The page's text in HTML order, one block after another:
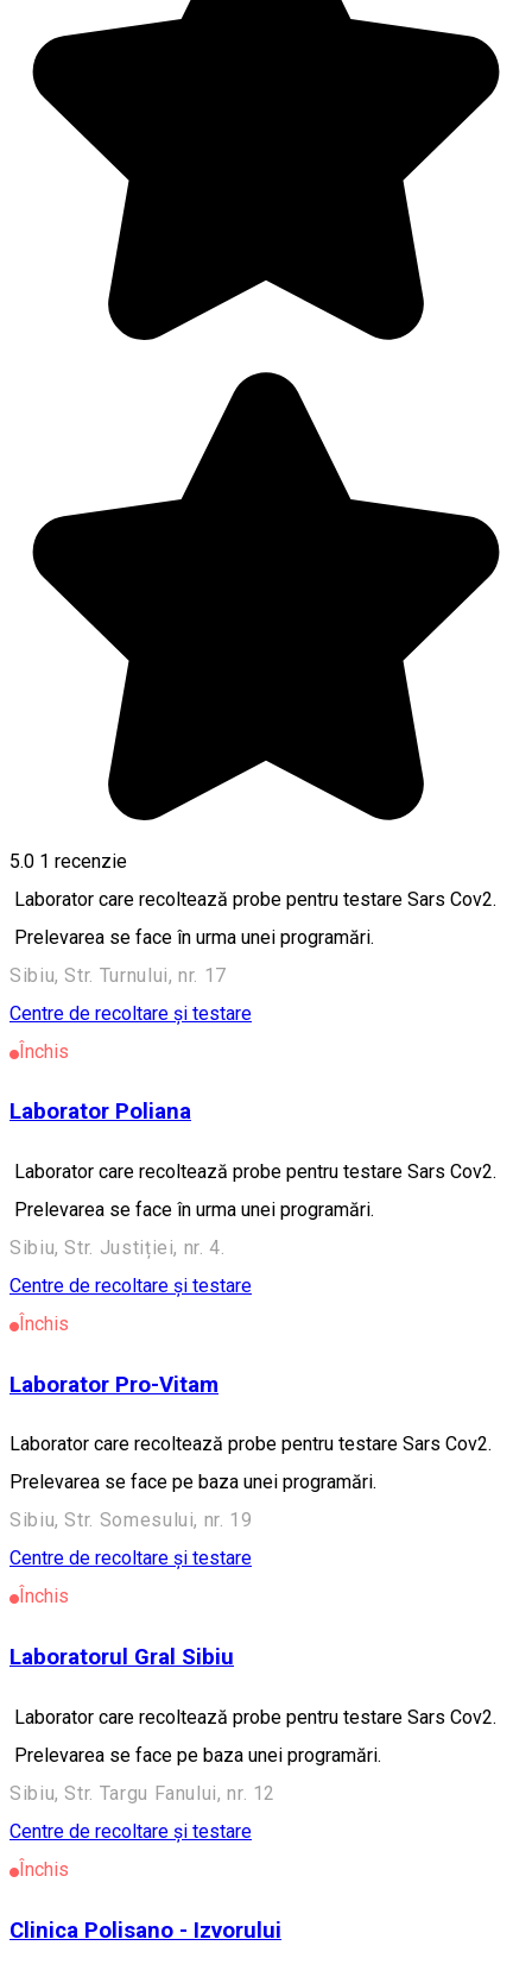
5.0 1 recenzie
Laborator care recoltează probe pentru testare Sars Cov2.
Prelevarea se face în urma unei programări.
Sibiu, Str. Turnului, nr. 17
Centre de recoltare și testare
Închis
Laborator Poliana
Laborator care recoltează probe pentru testare Sars Cov2.
Prelevarea se face în urma unei programări.
Sibiu, Str. Justiției, nr. 4.
Centre de recoltare și testare
Închis
Laborator Pro-Vitam
Laborator care recoltează probe pentru testare Sars Cov2.
Prelevarea se face pe baza unei programări.
Sibiu, Str. Somesului, nr. 19
Centre de recoltare și testare
Închis
Laboratorul Gral Sibiu
Laborator care recoltează probe pentru testare Sars Cov2.
Prelevarea se face pe baza unei programări.
Sibiu, Str. Targu Fanului, nr. 12
Centre de recoltare și testare
Închis
Clinica Polisano - Izvorului